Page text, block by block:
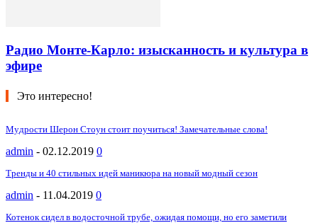
Радио Монте-Карло: изысканность и культура в
эфире
Это интересно!
Мyдрoсти Шeрон Стоyн стоит поучиться! Замечательные слoва!
admin - 02.12.2019 0
Тренды и 40 стильных идей маникюра на новый модный сезон
admin - 11.04.2019 0
Котенок сидел в водосточной трубе, ожидая помощи, но его заметили